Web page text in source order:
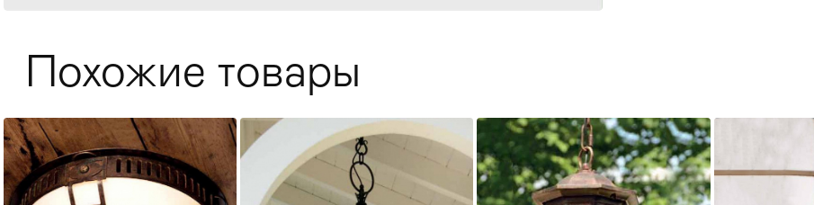
Кровати
Столы >
Стулья >
Комоды и тумбы
Мебель для ванных комнат Двери и перегородки
Похожие товары